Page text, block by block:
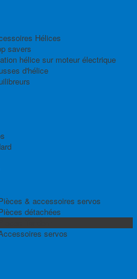
Hélices
savers
hélice sur moteur électrique
d'hélice
& accessoires servos
détachées
servos